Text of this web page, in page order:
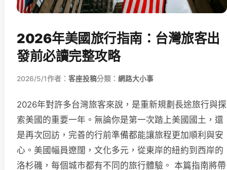
2026年美國旅行指南：台灣旅客出
發前必讀完整攻略
2026/5/1作者： 客座投稿分類： 網路大小事
2026年對許多台灣旅客來說，是重新規劃長途旅行與探
索美國的重要一年。無論你是第一次踏上美國國土，還
是再次回訪，完善的行前準備都能讓旅程更加順利與安
心。美國幅員遼闊，文化多元，從東岸的紐約到西岸的
洛杉磯，每個城市都有不同的旅行體驗。 本篇指南將帶